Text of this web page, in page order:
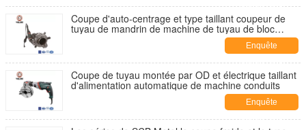
maintenant
Coupe d'auto-centrage et type taillant coupeur de
tuyau de mandrin de machine de tuyau de bloc
Enquête
maintenant
Coupe de tuyau montée par OD et électrique taillant
d'alimentation automatique de machine conduits
Enquête
maintenant